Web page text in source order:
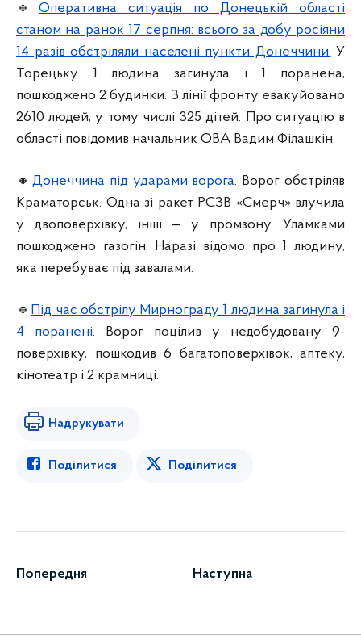
🔹 Оперативна ситуація по Донецькій області
станом на ранок 17 серпня: всього за добу росіяни
14 разів обстріляли населені пункти Донеччини. У
Торецьку 1 людина загинула і 1 поранена,
пошкоджено 2 будинки. З лінії фронту евакуйовано
2610 людей, у тому числі 325 дітей. Про ситуацію в
області повідомив начальник ОВА Вадим Філашкін.
🔸 Донеччина під ударами ворога. Ворог обстріляв
Краматорськ. Одна зі ракет РСЗВ «Смерч» влучила
у двоповерхівку, інші — у промзону. Уламками
пошкоджено газогін. Наразі відомо про 1 людину,
яка перебуває під завалами.
🔹 Під час обстрілу Мирнограду 1 людина загинула і
4 поранені. Ворог поцілив у недобудовану 9-
поверхівку, пошкодив 6 багатоповерхівок, аптеку,
кінотеатр і 2 крамниці.
Надрукувати
Поділитися Поділитися
Попередня Наступна